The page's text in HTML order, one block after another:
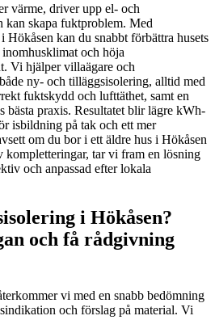
värme, driver upp el- och
kan skapa fuktproblem. Med
kan du snabbt förbättra husets
och höja
Vi hjälper villaägare och
ny- och tilläggsisolering, alltid med
fuktskydd och lufttäthet, samt en
bästa praxis. Resultatet blir lägre kWh-
isbildning på tak och ett mer
om du bor i ett äldre hus i Hökåsen
kompletteringar, tar vi fram en lösning
och anpassad efter lokala
i Hökåsen?
och få rådgivning
vi med en snabb bedömning
och förslag på material. Vi